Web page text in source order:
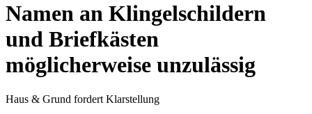
Namen an Klingelschildern
und Briefkästen
möglicherweise unzulässig
Haus & Grund fordert Klarstellung